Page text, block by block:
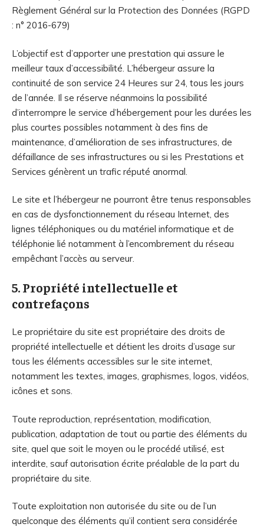
Règlement Général sur la Protection des Données (RGPD
: n° 2016-679)
L’objectif est d’apporter une prestation qui assure le
meilleur taux d’accessibilité. L’hébergeur assure la
continuité de son service 24 Heures sur 24, tous les jours
de l’année. Il se réserve néanmoins la possibilité
d’interrompre le service d’hébergement pour les durées les
plus courtes possibles notamment à des fins de
maintenance, d’amélioration de ses infrastructures, de
défaillance de ses infrastructures ou si les Prestations et
Services génèrent un trafic réputé anormal.
Le site et l’hébergeur ne pourront être tenus responsables
en cas de dysfonctionnement du réseau Internet, des
lignes téléphoniques ou du matériel informatique et de
téléphonie lié notamment à l’encombrement du réseau
empêchant l’accès au serveur.
5. Propriété intellectuelle et
contrefaçons
Le propriétaire du site est propriétaire des droits de
propriété intellectuelle et détient les droits d’usage sur
tous les éléments accessibles sur le site internet,
notamment les textes, images, graphismes, logos, vidéos,
icônes et sons.
Toute reproduction, représentation, modification,
publication, adaptation de tout ou partie des éléments du
site, quel que soit le moyen ou le procédé utilisé, est
interdite, sauf autorisation écrite préalable de la part du
propriétaire du site.
Toute exploitation non autorisée du site ou de l’un
quelconque des éléments qu’il contient sera considérée